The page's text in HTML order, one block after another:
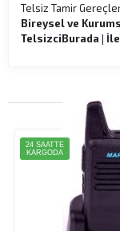
Telsiz Tamir
Bireysel ve
TelsizciBurada |
24 SAATTE
KARGODA